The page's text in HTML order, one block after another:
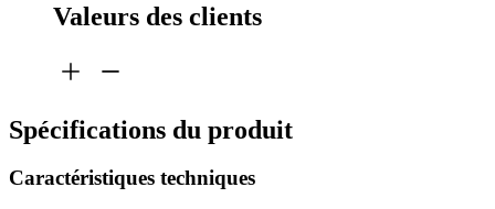
Valeurs des clients
Spécifications du produit
Caractéristiques techniques